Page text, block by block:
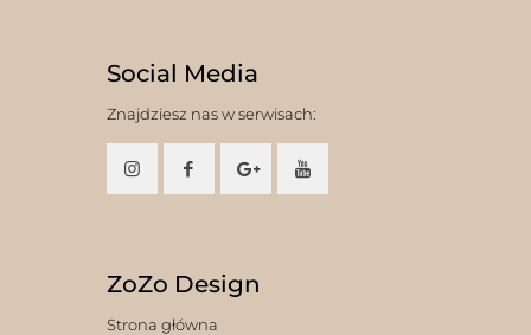
Social Media
Znajdziesz nas w serwisach:
ZoZo Design
Strona główna